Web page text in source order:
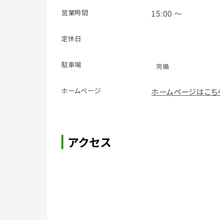
営業時間 15:00 ～
定休日
駐車場 完備
ホームページ ホームページはこち
アクセス